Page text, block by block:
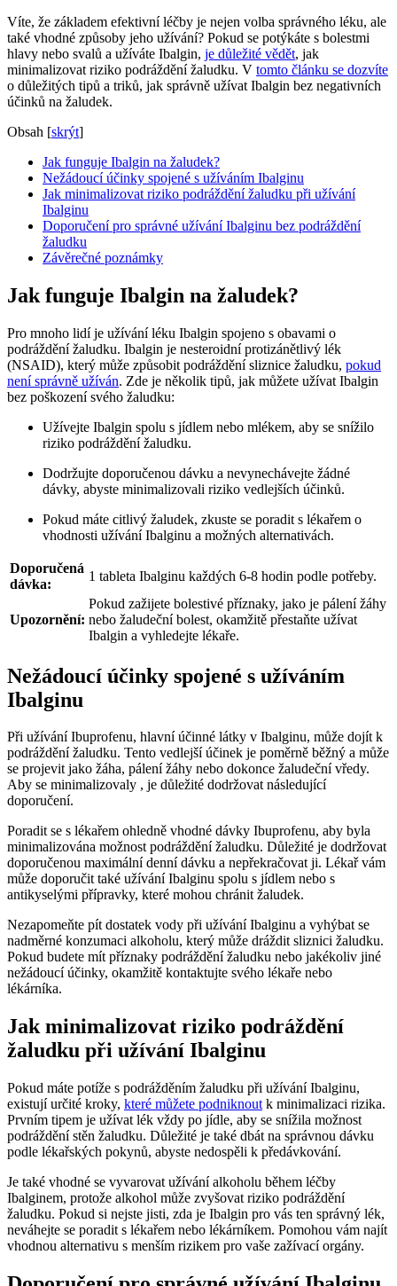
Víte, že základem efektivní léčby je nejen volba správného léku, ale
také vhodné způsoby jeho užívání? Pokud se potýkáte s bolestmi
hlavy nebo svalů a užíváte Ibalgin, je důležité vědět, jak
minimalizovat riziko podráždění žaludku. V tomto článku se dozvíte
o důležitých tipů a triků, jak správně užívat Ibalgin bez negativních
účinků na žaludek.
Obsah [skrýt]
Jak funguje Ibalgin na žaludek?
Nežádoucí účinky spojené s užíváním Ibalginu
Jak minimalizovat riziko podráždění žaludku při užívání
Ibalginu
Doporučení pro správné užívání Ibalginu bez podráždění
žaludku
Závěrečné poznámky
Jak funguje Ibalgin na žaludek?
Pro mnoho lidí je užívání léku Ibalgin spojeno s obavami o
podráždění žaludku. Ibalgin je nesteroidní protizánětlivý lék
(NSAID), který může způsobit podráždění sliznice žaludku, pokud
není správně užíván. Zde je několik tipů, jak můžete užívat Ibalgin
bez poškození svého žaludku:
Užívejte Ibalgin spolu s jídlem nebo mlékem, aby se snížilo
riziko podráždění žaludku.
Dodržujte doporučenou dávku a nevynechávejte žádné
dávky, abyste minimalizovali riziko vedlejších účinků.
Pokud máte citlivý žaludek, zkuste se poradit s lékařem o
vhodnosti užívání Ibalginu a možných alternativách.
Doporučená
dávka:
1 tableta Ibalginu každých 6-8 hodin podle potřeby.
Upozornění:
Pokud zažijete bolestivé příznaky, jako je pálení žáhy
nebo žaludeční bolest, okamžitě přestaňte užívat
Ibalgin a vyhledejte lékaře.
Nežádoucí účinky spojené s užíváním
Ibalginu
Při užívání Ibuprofenu, hlavní účinné látky v Ibalginu, může dojít k
podráždění žaludku. Tento vedlejší účinek je poměrně běžný a může
se projevit jako žáha, pálení žáhy nebo dokonce žaludeční vředy.
Aby se minimalizovaly , je důležité dodržovat následující
doporučení.
Poradit se s lékařem ohledně vhodné dávky Ibuprofenu, aby byla
minimalizována možnost podráždění žaludku. Důležité je dodržovat
doporučenou maximální denní dávku a nepřekračovat ji. Lékař vám
může doporučit také užívání Ibalginu spolu s jídlem nebo s
antikyselými přípravky, které mohou chránit žaludek.
Nezapomeňte pít dostatek vody při užívání Ibalginu a vyhýbat se
nadměrné konzumaci alkoholu, který může dráždit sliznici žaludku.
Pokud budete mít příznaky podráždění žaludku nebo jakékoliv jiné
nežádoucí účinky, okamžitě kontaktujte svého lékaře nebo
lékárníka.
Jak minimalizovat riziko podráždění
žaludku při užívání Ibalginu
Pokud máte potíže s podrážděním žaludku při užívání Ibalginu,
existují určité kroky, které můžete podniknout k minimalizaci rizika.
Prvním tipem je užívat lék vždy po jídle, aby se snížila možnost
podráždění stěn žaludku. Důležité je také dbát na správnou dávku
podle lékařských pokynů, abyste nedospěli k předávkování.
Je také vhodné se vyvarovat užívání alkoholu během léčby
Ibalginem, protože alkohol může zvyšovat riziko podráždění
žaludku. Pokud si nejste jisti, zda je Ibalgin pro vás ten správný lék,
neváhejte se poradit s lékařem nebo lékárníkem. Pomohou vám najít
vhodnou alternativu s menším rizikem pro vaše zažívací orgány.